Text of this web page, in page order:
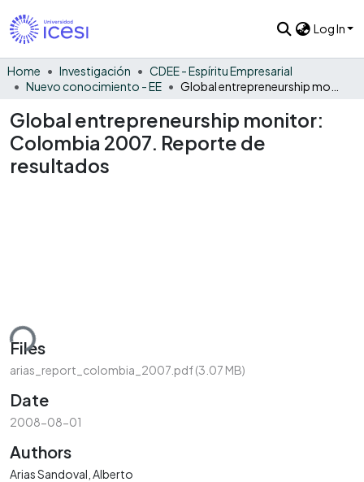
Log In
Home Investigación
CDEE - Espíritu Empresarial
Nuevo conocimiento - EE
Global entrepreneurship monitor:
Colombia 2007. Reporte de
resultados
Files
arias_report_colombia_2007.pdf(3.07 MB)
Date
2008-08-01
Authors
Arias Sandoval, Alberto